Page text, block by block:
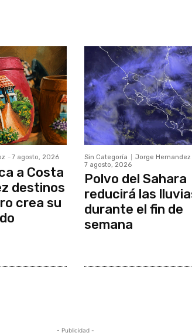
- 7 agosto, 2026
a Costa
destinos
crea su
Sin Categoría Jorge Hernandez
7 agosto, 2026
Polvo del Sahara
reducirá las
durante el fin de
semana
- Publicidad -